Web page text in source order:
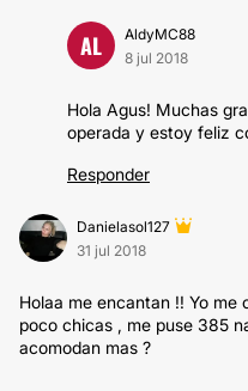
AL
AldyMC88
8 jul 2018
Hola Agus! Muchas
operada y estoy feliz
Responder
Danielasol127
31 jul 2018
Holaa me encantan !! Yo me
poco chicas , me puse 385
acomodan mas ?